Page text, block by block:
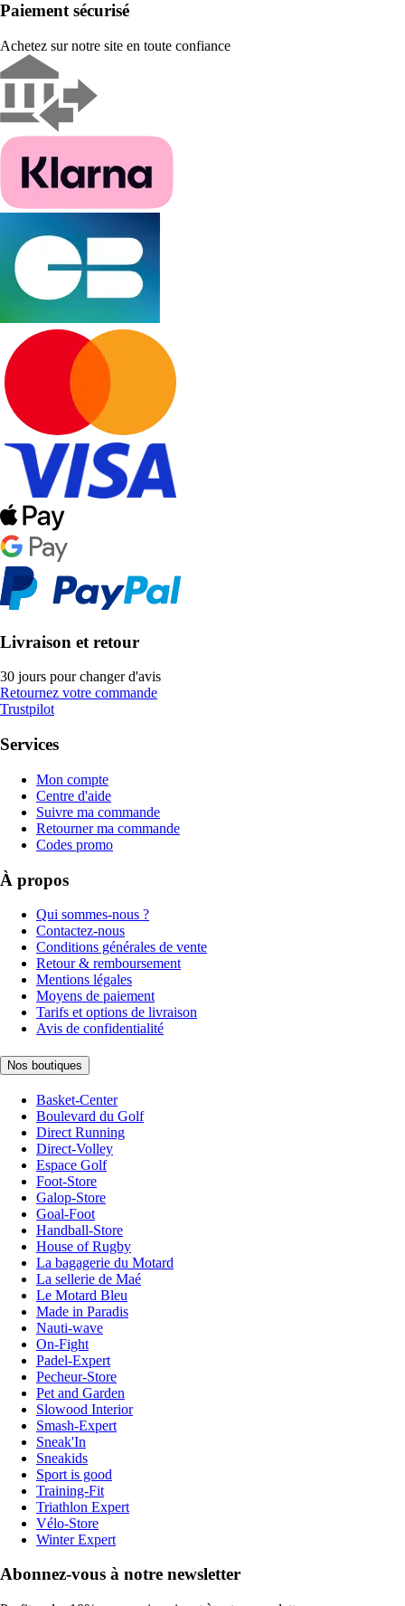
Paiement sécurisé
Achetez sur notre site en toute confiance
Livraison et retour
30 jours pour changer d'avis
Retournez votre commande
Trustpilot
Services
Mon compte
Centre d'aide
Suivre ma commande
Retourner ma commande
Codes promo
À propos
Qui sommes-nous ?
Contactez-nous
Conditions générales de vente
Retour & remboursement
Mentions légales
Moyens de paiement
Tarifs et options de livraison
Avis de confidentialité
Nos boutiques
Basket-Center
Boulevard du Golf
Direct Running
Direct-Volley
Espace Golf
Foot-Store
Galop-Store
Goal-Foot
Handball-Store
House of Rugby
La bagagerie du Motard
La sellerie de Maé
Le Motard Bleu
Made in Paradis
Nauti-wave
On-Fight
Padel-Expert
Pecheur-Store
Pet and Garden
Slowood Interior
Smash-Expert
Sneak'In
Sneakids
Sport is good
Training-Fit
Triathlon Expert
Vélo-Store
Winter Expert
Abonnez-vous à notre newsletter